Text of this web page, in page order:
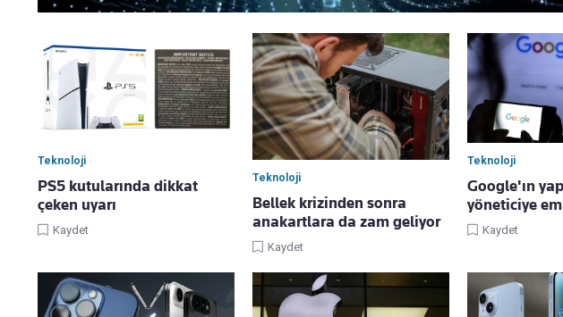
Teknoloji
PS5 kutularında dikkat
çeken uyarı
Kaydet
Teknoloji
Bellek krizinden sonra
anakartlara da zam geliyor
Kaydet
Teknoloji
Google'ın
yöneticiye
Kaydet